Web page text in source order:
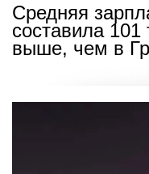
Средняя
составила
выше, чем в